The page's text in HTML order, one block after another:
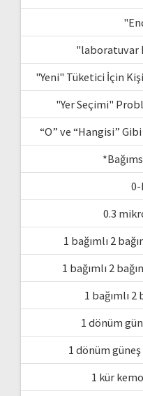
"laboratuvar
"Yeni" Tüketici İçin
"Yer Seçimi"
“O” ve “Hangisi”
0.3
1 bağımlı 2
1 bağımlı 2
1 bağımlı 2
1 dönüm
1 dönüm
1 kür